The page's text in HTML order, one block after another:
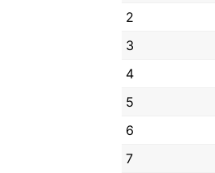
2
3
4
5
6
7